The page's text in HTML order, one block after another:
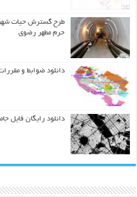
طرح گسترش حیات
حرم مطهر رضوي
دانلود ضوابط و
دانلود رایگان فایل